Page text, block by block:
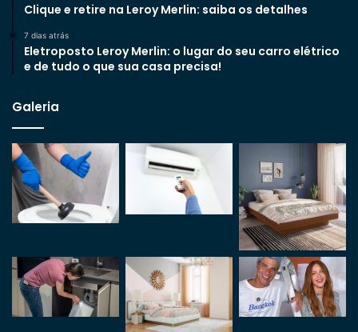
Clique e retire na Leroy Merlin: saiba os detalhes
7 dias atrás
Eletroposto Leroy Merlin: o lugar do seu carro elétrico
e de tudo o que sua casa precisa!
Galeria